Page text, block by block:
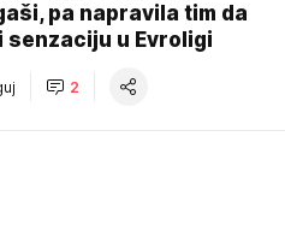
pa napravila tim da
senzaciju u Evroligi
2